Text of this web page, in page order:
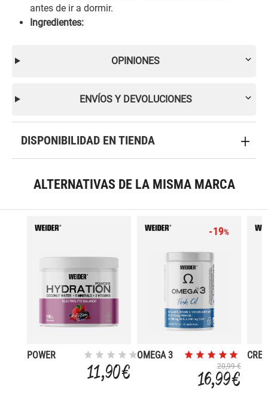
antes de ir a dormir.
Ingredientes:
OPINIONES
ENVÍOS Y DEVOLUCIONES
DISPONIBILIDAD EN TIENDA
ALTERNATIVAS DE LA MISMA MARCA
POWER
11,90 €
-19%
OMEGA 3
20,99 €
16,99 €